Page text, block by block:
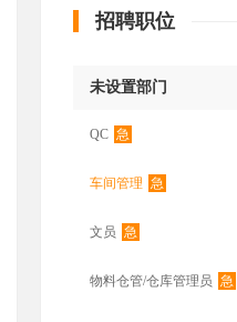
招聘职位
未设置部门
QC 急
车间管理 急
文员 急
物料仓管/仓库管理员 急